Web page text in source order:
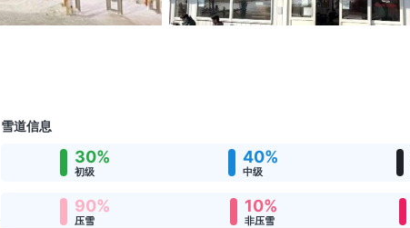
雪道信息
30%
初级
40%
中级
90%
压雪
10%
非压雪